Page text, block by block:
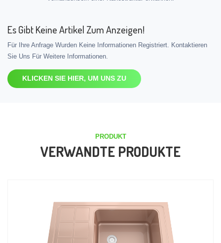
Es Gibt Keine Artikel Zum Anzeigen!
Für Ihre Anfrage Wurden Keine Informationen Registriert. Kontaktieren
Sie Uns Für Weitere Informationen.
KLICKEN SIE HIER, UM UNS ZU
PRODUKT
VERWANDTE PRODUKTE